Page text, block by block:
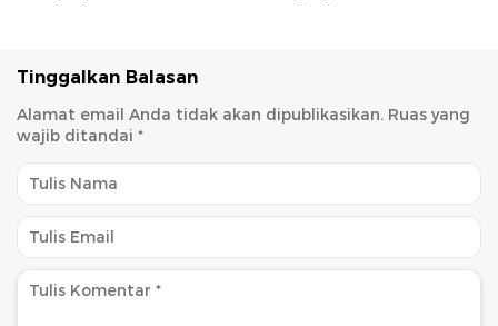
Tinggalkan Balasan
Alamat email Anda tidak akan dipublikasikan. Ruas yang
wajib ditandai *